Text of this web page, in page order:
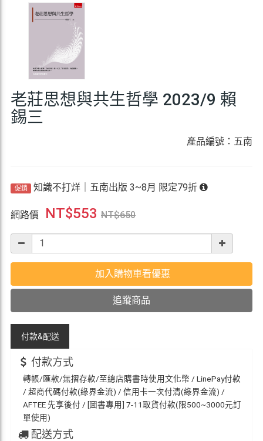
老莊思想與共生哲學 2023/9 賴
錫三
產品編號：五南
促銷 知識不打烊｜五南出版 3~8月 限定79折
網路價 NT$553 NT$650
加入購物車看優惠
追蹤商品
付款&配送
付款方式
轉帳/匯款/無摺存款/至總店購書時使用文化幣 / LinePay付款
/ 超商代碼付款(綠界金流) / 信用卡一次付清(綠界金流) /
AFTEE 先享後付 / [圖書專用] 7-11取貨付款(限500~3000元訂
單使用)
配送方式